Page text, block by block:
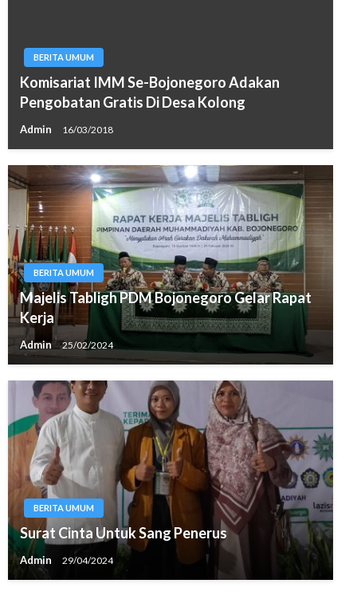
BERITA UMUM
Komisariat IMM Se-Bojonegoro Adakan
Pengobatan Gratis Di Desa Kolong
Admin 16/03/2018
BERITA UMUM
Majelis Tabligh PDM Bojonegoro Gelar Rapat
Kerja
Admin 25/02/2024
BERITA UMUM
Surat Cinta Untuk Sang Penerus
Admin 29/04/2024